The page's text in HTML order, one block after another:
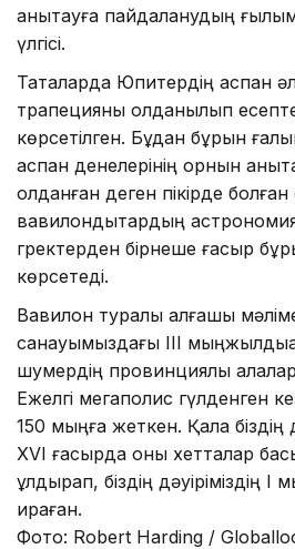
анықтауға пайдаланудың
үлгісі.
Тақталарда Юпитердің аспан
трапецияны қолданылып
көрсетілген. Бұдан бұрын
аспан денелерінің орнын
қолданған деген пікірде
вавилондықтардың
гректерден бірнеше ғасыр
көрсетеді.
Вавилон туралы алғашқы
санауымыздағы ІІІ
шумердің провинциялық
Ежелгі мегаполис гүлденген
150 мыңға жеткен. Қала біздің
XVI ғасырда оны хетталар
құлдырап, біздің дәуіріміздің
қираған.
Фото: Robert Harding /